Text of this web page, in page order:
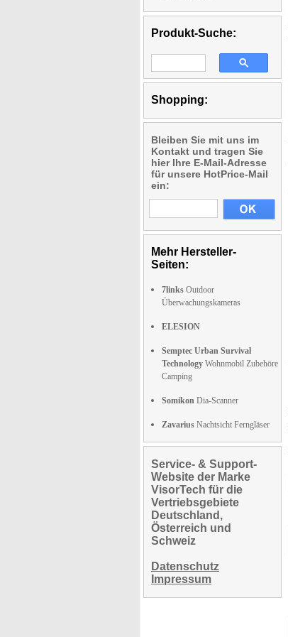
Produkt-Suche:
Shopping:
Bleiben Sie mit uns im
Kontakt und tragen Sie
hier Ihre E-Mail-Adresse
für unsere HotPrice-Mail
ein:
Mehr Hersteller-
Seiten:
7links Outdoor
Überwachungskameras
ELESION
Semptec Urban Survival
Technology Wohnmobil Zubehöre
Camping
Somikon Dia-Scanner
Zavarius Nachtsicht Ferngläser
Service- & Support-
Website der Marke
VisorTech für die
Vertriebsgebiete
Deutschland,
Österreich und
Schweiz
Datenschutz
Impressum